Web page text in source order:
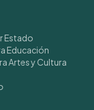
Estado
Educación
Artes y Cultura